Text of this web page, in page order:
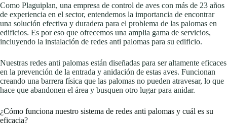
Como Plaguiplan, una empresa de control de aves con más de 23 años
de experiencia en el sector, entendemos la importancia de encontrar
una solución efectiva y duradera para el problema de las palomas en
edificios. Es por eso que ofrecemos una amplia gama de servicios,
incluyendo la instalación de redes anti palomas para su edificio.
Nuestras redes anti palomas están diseñadas para ser altamente eficaces
en la prevención de la entrada y anidación de estas aves. Funcionan
creando una barrera física que las palomas no pueden atravesar, lo que
hace que abandonen el área y busquen otro lugar para anidar.
¿Cómo funciona nuestro sistema de redes anti palomas y cuál es su
eficacia?